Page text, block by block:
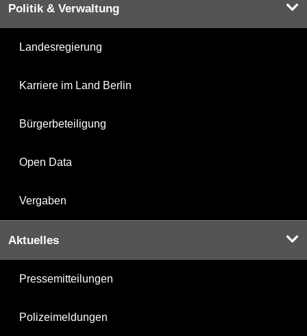
Politik & Verwaltung
Landesregierung
Karriere im Land Berlin
Bürgerbeteiligung
Open Data
Vergaben
Aktuelles
Pressemitteilungen
Polizeimeldungen